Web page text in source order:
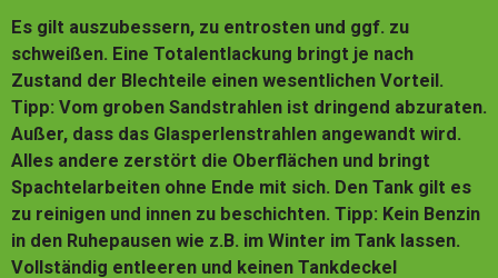
Es gilt auszubessern, zu entrosten und ggf. zu
schweißen. Eine Totalentlackung bringt je nach
Zustand der Blechteile einen wesentlichen Vorteil.
Tipp: Vom groben Sandstrahlen ist dringend abzuraten.
Außer, dass das Glasperlenstrahlen angewandt wird.
Alles andere zerstört die Oberflächen und bringt
Spachtelarbeiten ohne Ende mit sich. Den Tank gilt es
zu reinigen und innen zu beschichten. Tipp: Kein Benzin
in den Ruhepausen wie z.B. im Winter im Tank lassen.
Vollständig entleeren und keinen Tankdeckel